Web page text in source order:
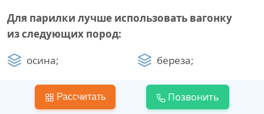
Для парилки лучше использовать вагонку
из следующих пород:
осина;
тополь;
береза;
ясень;
Рассчитать Позвонить